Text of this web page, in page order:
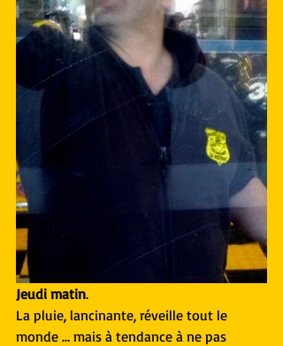
Jeudi matin.
La pluie, lancinante, réveille tout le
monde … mais à tendance à ne pas